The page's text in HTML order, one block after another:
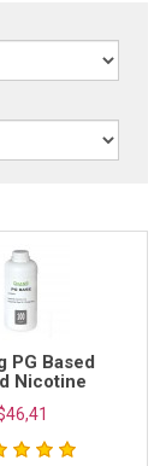
PG Based
Nicotine